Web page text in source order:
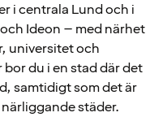
i centrala Lund och i
Ideon – med närhet
universitet och
du i en stad där det
samtidigt som det är
städer.